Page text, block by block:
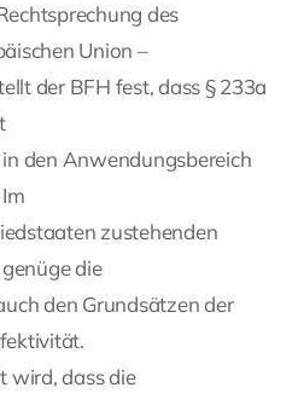
des
Union –
der BFH fest, dass § 233a
den Anwendungsbereich
zustehenden
die
den Grundsätzen der
wird, dass die